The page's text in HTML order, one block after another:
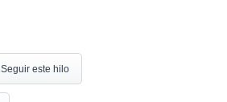
Seguir este hilo